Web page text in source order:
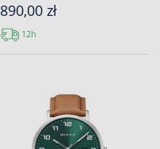
890,00 zł
12h